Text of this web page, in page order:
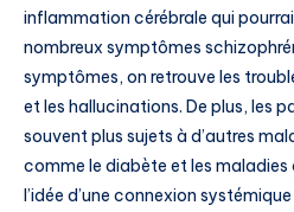
inflammation cérébrale qui
nombreux symptômes
symptômes, on retrouve les
et les hallucinations. De plus, les
souvent plus sujets à d’autres
comme le diabète et les
l’idée d’une connexion